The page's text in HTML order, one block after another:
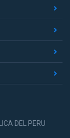
DEL PERU